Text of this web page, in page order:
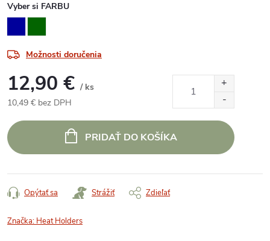
Vyber si FARBU
Možnosti doručenia
12,90 € / ks
10,49 € bez DPH
cena:
PRIDAŤ DO KOŠÍKA
Opýtať sa Strážiť Zdieľať
Značka: Heat Holders